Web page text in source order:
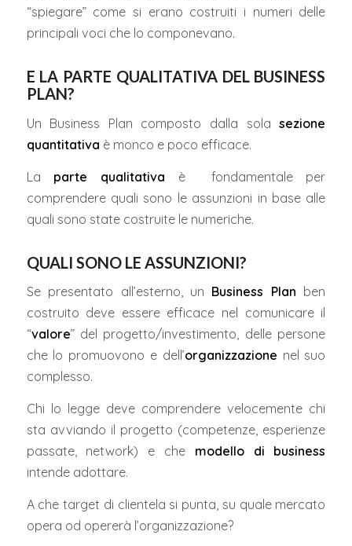
“spiegare” come si erano costruiti i numeri delle
principali voci che lo componevano.
E LA PARTE QUALITATIVA DEL BUSINESS
PLAN?
Un Business Plan composto dalla solasezione
quantitativa è monco e poco efficace.
La parte qualitativa è fondamentale per
comprendere quali sono le assunzioni in base alle
quali sono state costruite le numeriche.
QUALI SONO LE ASSUNZIONI?
Se presentato all’esterno, un Business Plan ben
costruito deve essere efficace nel comunicare il
“valore” del progetto/investimento, delle persone
che lo promuovono e dell’organizzazione nel suo
complesso.
Chi lo legge deve comprendere velocemente chi
sta avviando il progetto (competenze, esperienze
passate, network) e che modello di business
intende adottare.
A che target di clientela si punta, su quale mercato
opera od opererà l’organizzazione?